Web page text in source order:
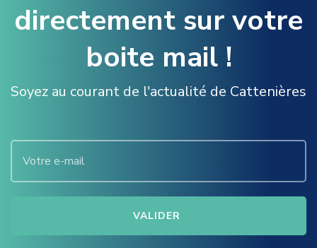
directement sur votre
boite mail !
Soyez au courant de l'actualité de Cattenières